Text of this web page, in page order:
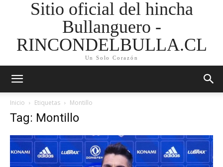
Sitio oficial del hincha
Bullanguero -
RINCONDELBULLA.CL
Un Solo Corazón
Inicio Etiquetas Montillo
Tag: Montillo